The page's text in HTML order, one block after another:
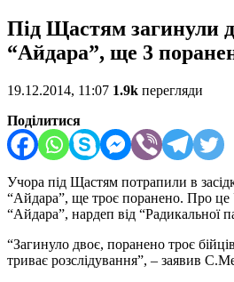
Під Щастям загинули
“Айдара”, ще 3
19.12.2014, 11:07 1.9k перегляди
Поділитися
Учора під Щастям потрапили в
“Айдара”, ще троє поранено. Про
“Айдара”, нардеп від “Радикальної
“Загинуло двоє, поранено троє
триває розслідування”, – заявив